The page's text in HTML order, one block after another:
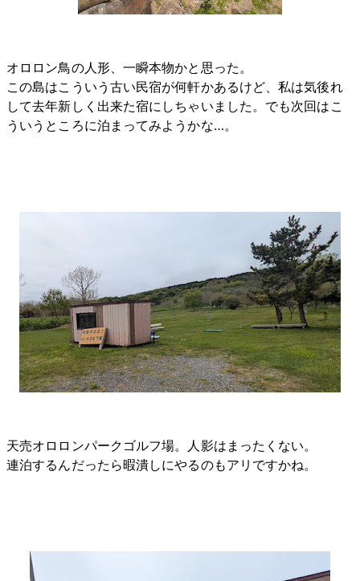
オロロン鳥の人形、一瞬本物かと思った。
この島はこういう古い民宿が何軒かあるけど、私は気後れ
して去年新しく出来た宿にしちゃいました。でも次回はこ
ういうところに泊まってみようかな…。
天売オロロンパークゴルフ場。人影はまったくない。
連泊するんだったら暇潰しにやるのもアリですかね。